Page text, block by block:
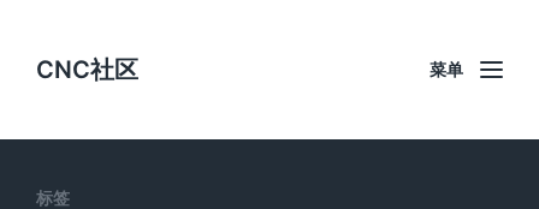
CNC社区 菜单
标签